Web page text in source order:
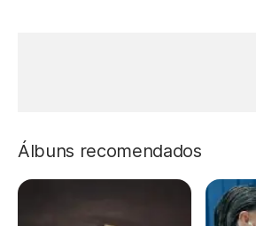
Álbuns recomendados